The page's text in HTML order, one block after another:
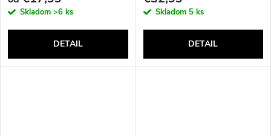
Skladom >6 ks
DETAIL
Skladom 5 ks
DETAIL